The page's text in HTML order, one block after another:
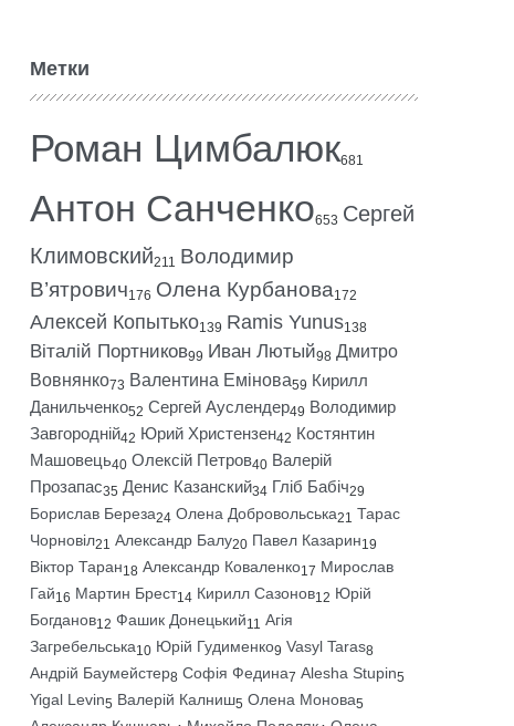
Метки
Роман Цимбалюк681
Антон Санченко653 Сергей
Климовский211 Володимир
В’ятрович176 Олена Курбанова172
Алексей Копытько139 Ramis Yunus138
Віталій Портников99 Иван Лютый98 Дмитро
Вовнянко73 Валентина Емінова59 Кирилл
Данильченко52 Сергей Ауслендер49 Володимир
Завгородній42 Юрий Христензен42 Костянтин
Машовець40 Олексій Петров40 Валерій
Прозапас35 Денис Казанский34 Гліб Бабіч29
Борислав Береза24 Олена Добровольська21 Тарас
Чорновіл21 Александр Балу20 Павел Казарин19
Віктор Таран18 Александр Коваленко17 Мирослав
Гай16 Мартин Брест14 Кирилл Сазонов12 Юрій
Богданов12 Фашик Донецький11 Агія
Загребельська10 Юрій Гудименко9 Vasyl Taras8
Андрій Баумейстер8 Софія Федина7 Alesha Stupin5
Yigal Levin5 Валерій Калниш5 Олена Монова5